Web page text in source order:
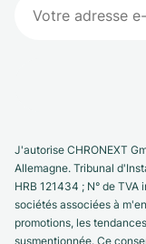
J'autorise CHRONEXT
Allemagne. Tribunal
HRB 121434 ; N° de
sociétés associées à
promotions, les
susmentionnée. Ce